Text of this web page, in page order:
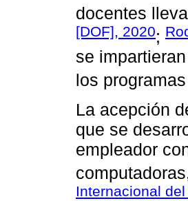
docentes
[DOF], 2020;
se
los
La acepción
que se
empleador
Internacional